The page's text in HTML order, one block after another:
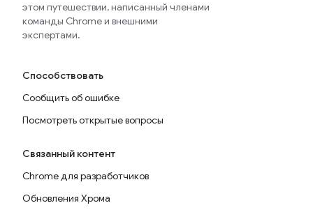
этом путешествии, написанный членами
команды Chrome и внешними
экспертами.
Способствовать
Сообщить об ошибке
Посмотреть открытые вопросы
Связанный контент
Chrome для разработчиков
Обновления Хрома